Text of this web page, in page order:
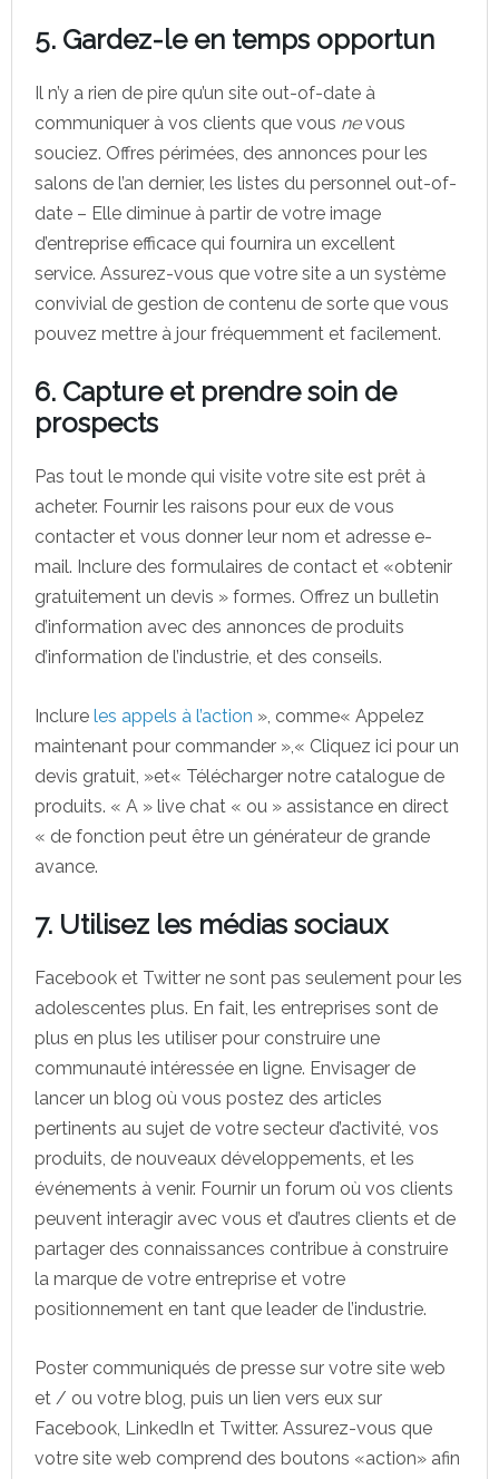
5. Gardez-le en temps opportun
Il n’y a rien de pire qu’un site out-of-date à
communiquer à vos clients que vous nevous
souciez. Offres périmées, des annonces pour les
salons de l’an dernier, les listes du personnel out-of-
date – Elle diminue à partir de votre image
d’entreprise efficace qui fournira un excellent
service. Assurez-vous que votre site a un système
convivial de gestion de contenu de sorte que vous
pouvez mettre à jour fréquemment et facilement.
6. Capture et prendre soin de
prospects
Pas tout le monde qui visite votre site est prêt à
acheter. Fournir les raisons pour eux de vous
contacter et vous donner leur nom et adresse e-
mail. Inclure des formulaires de contact et «obtenir
gratuitement un devis » formes. Offrez un bulletin
d’information avec des annonces de produits
d’information de l’industrie, et des conseils.
Inclure les appels à l’action », comme« Appelez
maintenant pour commander »,« Cliquez ici pour un
devis gratuit, »et« Télécharger notre catalogue de
produits. « A » live chat « ou » assistance en direct
« de fonction peut être un générateur de grande
avance.
7. Utilisez les médias sociaux
Facebook et Twitter ne sont pas seulement pour les
adolescentes plus. En fait, les entreprises sont de
plus en plus les utiliser pour construire une
communauté intéressée en ligne. Envisager de
lancer un blog où vous postez des articles
pertinents au sujet de votre secteur d’activité, vos
produits, de nouveaux développements, et les
événements à venir. Fournir un forum où vos clients
peuvent interagir avec vous et d’autres clients et de
partager des connaissances contribue à construire
la marque de votre entreprise et votre
positionnement en tant que leader de l’industrie.
Poster communiqués de presse sur votre site web
et / ou votre blog, puis un lien vers eux sur
Facebook, LinkedIn et Twitter. Assurez-vous que
votre site web comprend des boutons «action» afin